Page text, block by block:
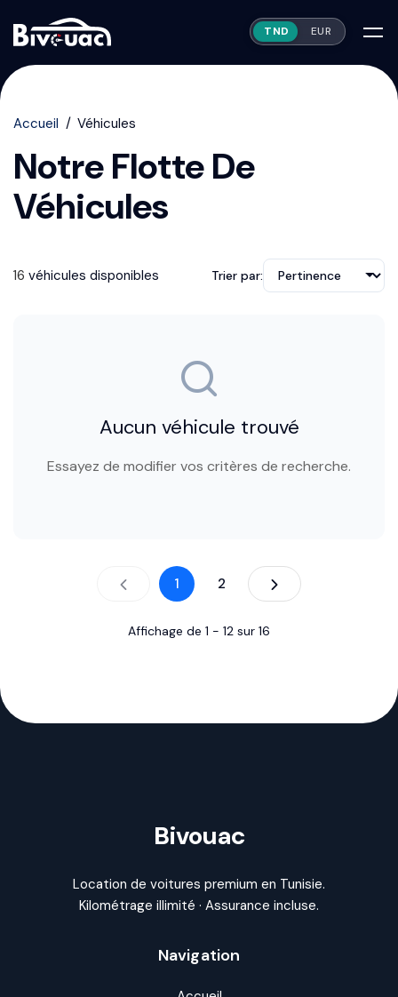
TND EUR
Accueil Véhicules
Notre Flotte De
Véhicules
16 véhicules disponibles Trier par:
Aucun véhicule trouvé
Essayez de modifier vos critères de recherche.
1 2
Affichage de 1 - 12 sur 16
Bivouac
Location de voitures premium en Tunisie.
Kilométrage illimité · Assurance incluse.
Navigation